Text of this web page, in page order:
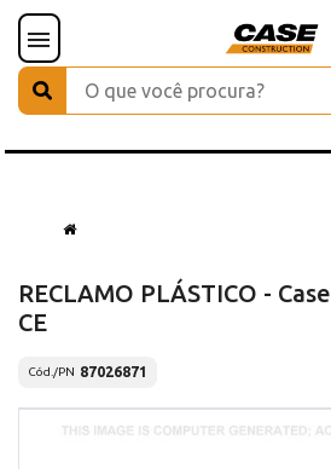
RECLAMO PLÁSTICO - Case
CE
Cód./PN 87026871